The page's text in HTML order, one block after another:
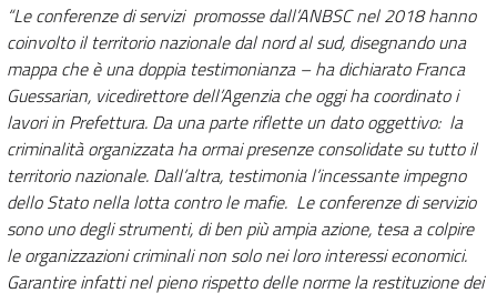
“Le conferenze di servizi promosse dall’ANBSC nel 2018 hanno
coinvolto il territorio nazionale dal nord al sud, disegnando una
mappa che è una doppia testimonianza – ha dichiarato Franca
Guessarian, vicedirettore dell’Agenzia che oggi ha coordinato i
lavori in Prefettura. Da una parte riflette un dato oggettivo: la
criminalità organizzata ha ormai presenze consolidate su tutto il
territorio nazionale. Dall’altra, testimonia l’incessante impegno
dello Stato nella lotta contro le mafie. Le conferenze di servizio
sono uno degli strumenti, di ben più ampia azione, tesa a colpire
le organizzazioni criminali non solo nei loro interessi economici.
Garantire infatti nel pieno rispetto delle norme la restituzione dei